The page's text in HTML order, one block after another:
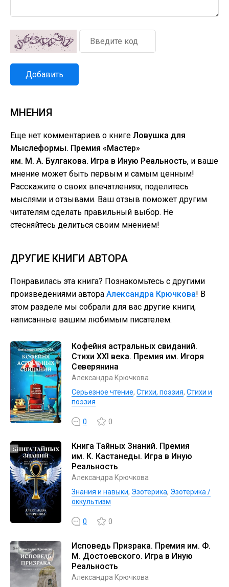
Добавить
МНЕНИЯ
Еще нет комментариев о книге Ловушка для
Мыслеформы. Премия «Мастер»
им. М. А. Булгакова. Игра в Иную Реальность, и ваше
мнение может быть первым и самым ценным!
Расскажите о своих впечатлениях, поделитесь
мыслями и отзывами. Ваш отзыв поможет другим
читателям сделать правильный выбор. Не
стесняйтесь делиться своим мнением!
ДРУГИЕ КНИГИ АВТОРА
Понравилась эта книга? Познакомьтесь с другими
произведениями автора Александра Крючкова! В
этом разделе мы собрали для вас другие книги,
написанные вашим любимым писателем.
Кофейня астральных свиданий.
Стихи XXI века. Премия им. Игоря
Северянина
Александра Крючкова
Серьезное чтение, Cтихи, поэзия, Стихи и
поэзия
0 0
Книга Тайных Знаний. Премия
им. К. Кастанеды. Игра в Иную
Реальность
Александра Крючкова
Знания и навыки, Эзотерика, Эзотерика /
оккультизм
0 0
Исповедь Призрака. Премия им. Ф.
М. Достоевского. Игра в Иную
Реальность
Александра Крючкова